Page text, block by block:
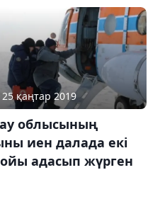
25 қаңтар 2019
облысының
иен далада екі
адасып жүрген